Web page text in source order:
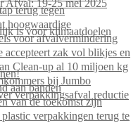
Afval: 19-25 mei 2025
terug tegen
hoogwaardige
is voor klimaatdoelen
voor afvalvermindering
accepteert zak vol blikjes en
Clean-up al 10 miljoen kg
bij Jumbo
aan banden
verpakkingsafval reductie
van de toekomst zijn
verpakkingen terug te